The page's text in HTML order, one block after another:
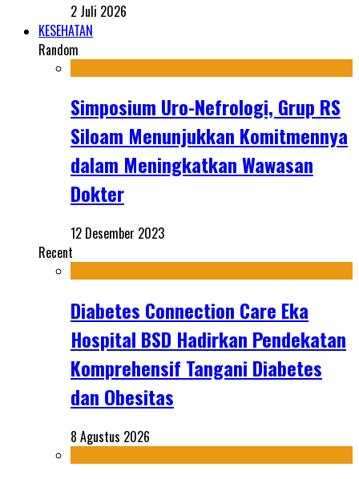
2 Juli 2026
KESEHATAN
Random
Simposium Uro-Nefrologi, Grup RS
Siloam Menunjukkan Komitmennya
dalam Meningkatkan Wawasan
Dokter
12 Desember 2023
Recent
Diabetes Connection Care Eka
Hospital BSD Hadirkan Pendekatan
Komprehensif Tangani Diabetes
dan Obesitas
8 Agustus 2026